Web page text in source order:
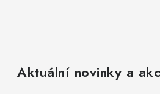
Aktuální novinky a